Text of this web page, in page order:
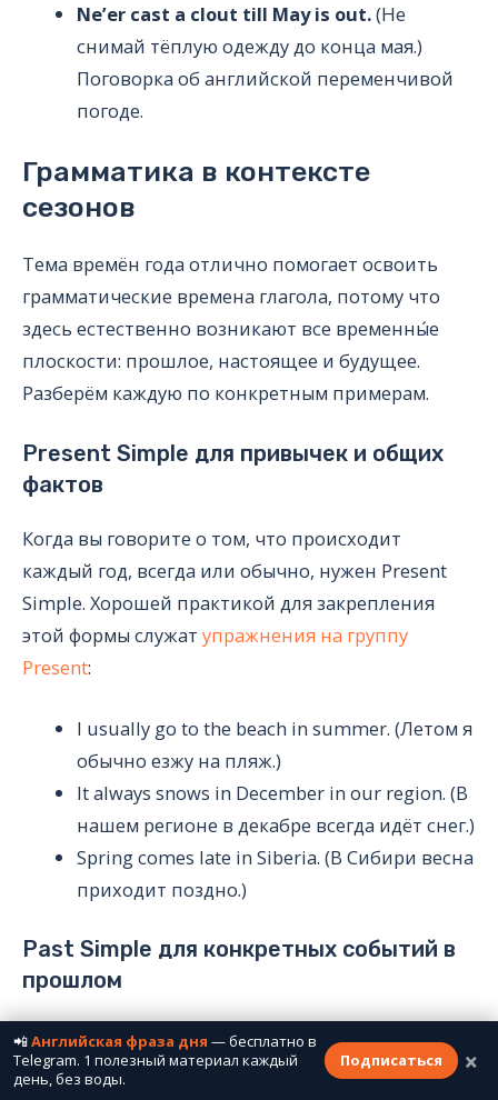
Ne’er cast a clout till May is out.(Не
снимай тёплую одежду до конца мая.)
Поговорка об английской переменчивой
погоде.
Грамматика в контексте
сезонов
Тема времён года отлично помогает освоить
грамматические времена глагола, потому что
здесь естественно возникают все временны́е
плоскости: прошлое, настоящее и будущее.
Разберём каждую по конкретным примерам.
Present Simple для привычек и общих
фактов
Когда вы говорите о том, что происходит
каждый год, всегда или обычно, нужен Present
Simple. Хорошей практикой для закрепления
этой формы служат упражнения на группу
Present:
I usually go to the beach in summer. (Летом я
обычно езжу на пляж.)
It always snows in December in our region. (В
нашем регионе в декабре всегда идёт снег.)
Spring comes late in Siberia. (В Сибири весна
приходит поздно.)
Past Simple для конкретных событий в
прошлом
Когда речь идёт о конкретном прошлом
событии, которое уже завершилось,
📲Английская фраза дня — бесплатно в
Telegram. 1 полезный материал каждый
день, без воды.
Подписаться ×